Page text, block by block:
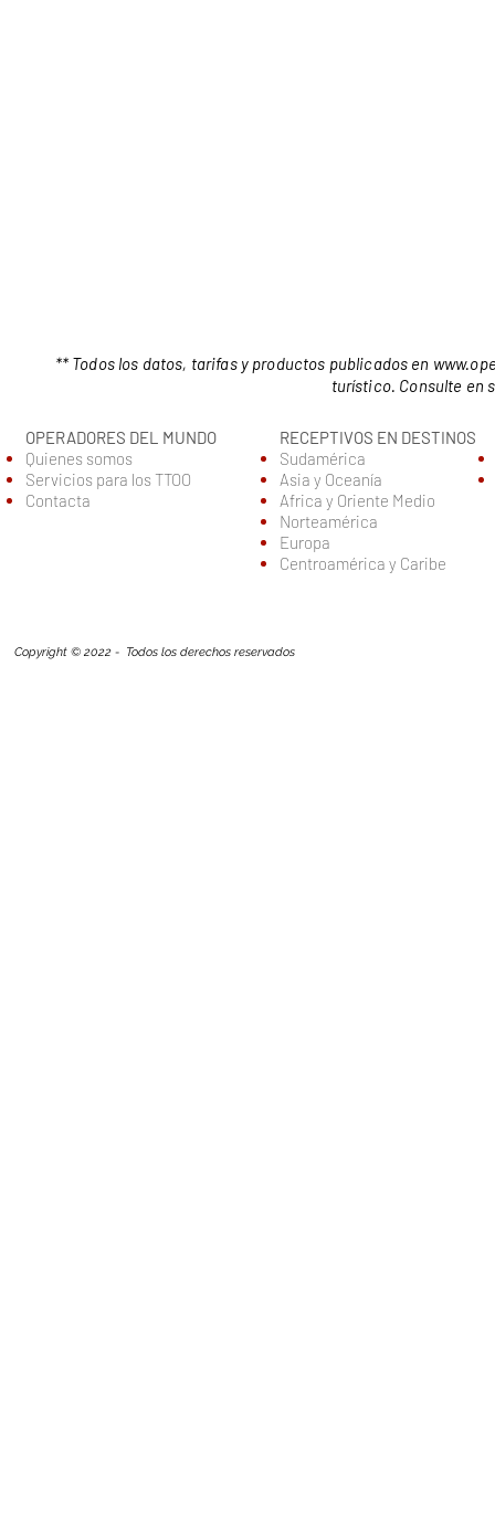
** Todos los datos, tarifas y productos publicados en
turístico. Consulte en
OPERADORES DEL MUNDO
Quienes somos
Servicios para los TTOO
Contacta
RECEPTIVOS EN DESTINOS
Sudamérica
Asia y Oceanía
Africa y Oriente Medio
Norteamérica
Europa
Centroamérica y Caribe
Copyright © 2022 - Todos los derechos reservados